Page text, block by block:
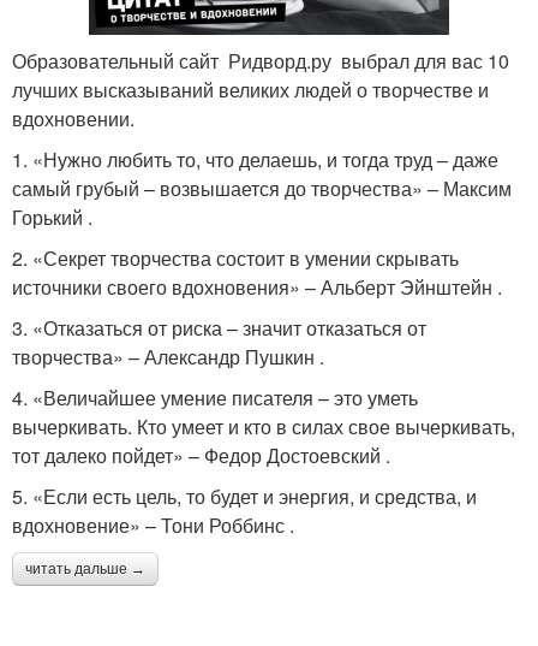
Образовательный сайт Ридворд.ру выбрал для вас 10
лучших высказываний великих людей о творчестве и
вдохновении.
1. «Нужно любить то, что делаешь, и тогда труд – даже
самый грубый – возвышается до творчества» – Максим
Горький .
2. «Секрет творчества состоит в умении скрывать
источники своего вдохновения» – Альберт Эйнштейн .
3. «Отказаться от риска – значит отказаться от
творчества» – Александр Пушкин .
4. «Величайшее умение писателя – это уметь
вычеркивать. Кто умеет и кто в силах свое вычеркивать,
тот далеко пойдет» – Федор Достоевский .
5. «Если есть цель, то будет и энергия, и средства, и
вдохновение» – Тони Роббинс .
читать дальше →